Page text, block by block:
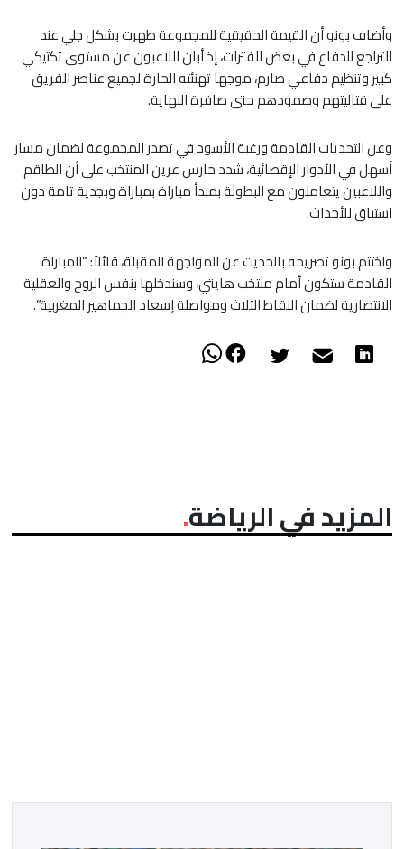
​وأضاف بونو أن القيمة الحقيقية للمجموعة ظهرت بشكل جلي عند
التراجع للدفاع في بعض الفترات، إذ أبان اللاعبون عن مستوى تكتيكي
كبير وتنظيم دفاعي صارم، موجها تهنئته الحارة لجميع عناصر الفريق
على قتاليتهم وصمودهم حتى صافرة النهاية.
​وعن التحديات القادمة ورغبة الأسود في تصدر المجموعة لضمان مسار
أسهل في الأدوار الإقصائية، شدد حارس عرين المنتخب على أن الطاقم
واللاعبين يتعاملون مع البطولة بمبدأ مباراة بمباراة وبجدية تامة دون
استباق للأحداث.
​واختتم بونو تصريحه بالحديث عن المواجهة المقبلة، قائلاً: “المباراة
القادمة ستكون أمام منتخب هايتي، وسندخلها بنفس الروح والعقلية
الانتصارية لضمان النقاط الثلاث ومواصلة إسعاد الجماهير المغربية”.
المزيد في الرياضة